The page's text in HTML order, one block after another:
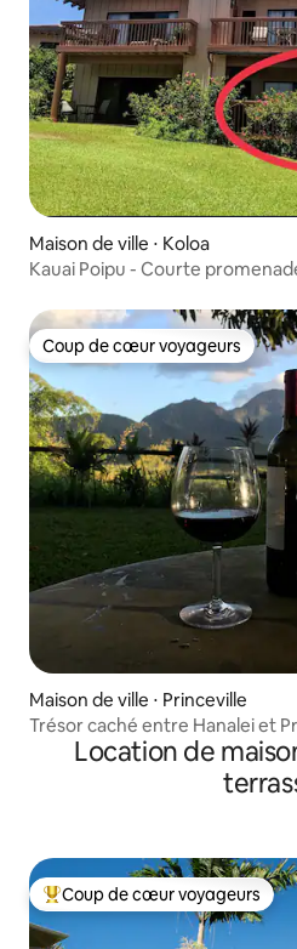
Maison de ville ⋅ Koloa
Kauai Poipu - Courte
Coup de cœur voyageurs
Coup de cœur voyageurs
Maison de ville ⋅ Princeville
Trésor caché entre Hanalei et
Location de
Coups de cœur voyageurs les
Coup de cœur voyageurs